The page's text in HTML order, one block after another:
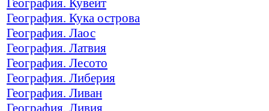
География. Кувейт
География. Кука острова
География. Лаос
География. Латвия
География. Лесото
География. Либерия
География. Ливан
География. Ливия